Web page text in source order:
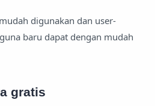
digunakan dan user-
baru dapat dengan mudah
gratis